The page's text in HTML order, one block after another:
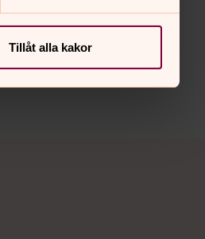
Tillåt alla kakor